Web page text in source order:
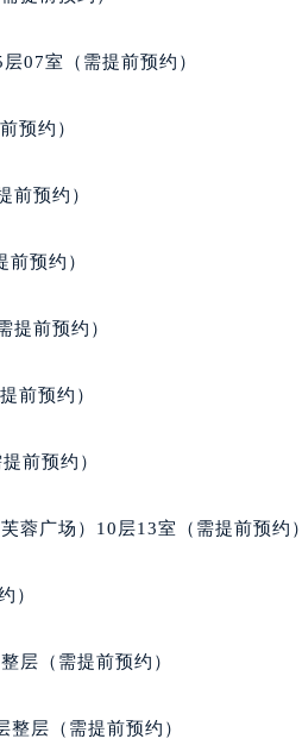
需提前预约）
需提前预约）
需提前预约）
（需提前预约）
提前预约）
提前预约）
提前预约）
售后服务中心（需提前预约）
心（需提前预约）
提前预约）
提前预约）
07室（需提前预约）
预约）
前预约）
预约）
提前预约）
前预约）
前预约）
蓉广场）10层13室（需提前预约）
）
层（需提前预约）
层（需提前预约）